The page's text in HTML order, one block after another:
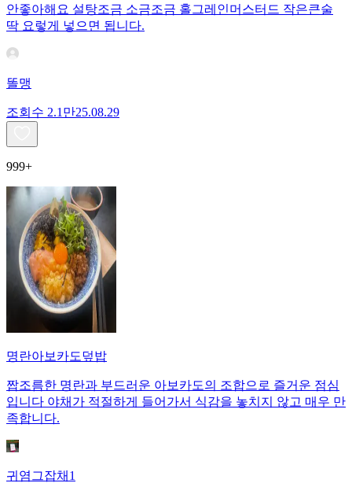
안좋아해요 설탕조금 소금조금 홀그레인머스터드 작은큰술
딱 요렇게 넣으면 됩니다.
똘맹
조회수 2.1만25.08.29
999+
명란아보카도덮밥
짭조름한 명란과 부드러운 아보카도의 조합으로 즐거운 점심
입니다 야채가 적절하게 들어가서 식감을 놓치지 않고 매우 만
족합니다.
귀염그잡채1